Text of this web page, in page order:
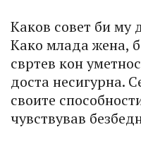
Каков совет би му
Како млада жена,
свртев кон
доста несигурна.
своите
чувствував